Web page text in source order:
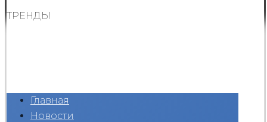
ТРЕНДЫ
Главная
Новости